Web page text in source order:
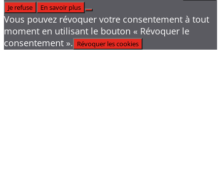
Je refuse
En savoir plus
Vous pouvez révoquer votre consentement à tout
moment en utilisant le bouton « Révoquer le
consentement ». Révoquer les cookies